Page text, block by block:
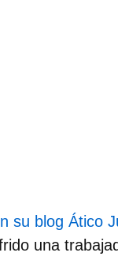
su blog Ático
una